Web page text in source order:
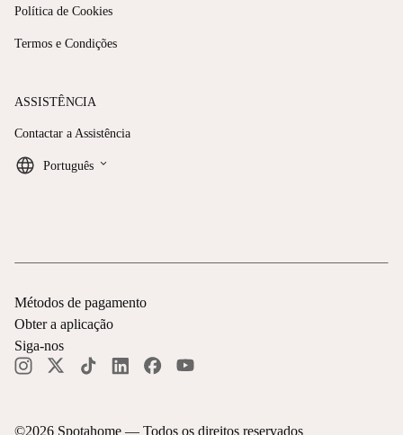
Política de Cookies
Termos e Condições
ASSISTÊNCIA
Contactar a Assistência
Português keyboard_arrow_down
©2026 Spotahome — Todos os direitos reservados
Métodos de pagamento
Obter a aplicação
Siga-nos